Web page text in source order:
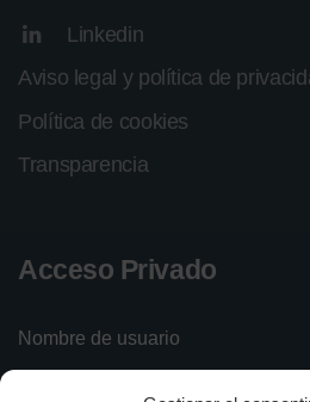
Linkedin
Aviso legal y política de
Política de cookies
Transparencia
Acceso Privado
Nombre de usuario